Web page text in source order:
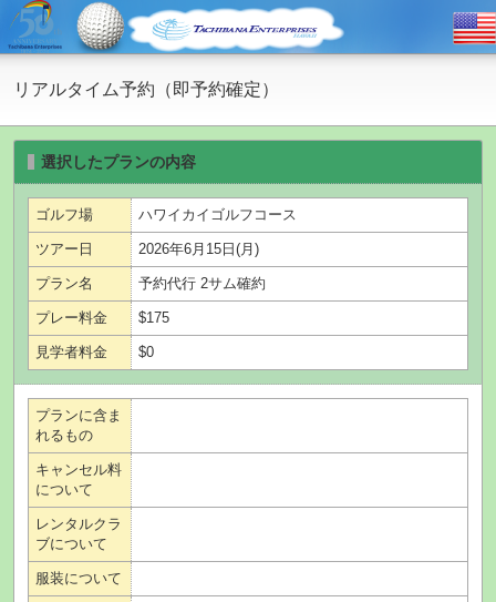
リアルタイム予約（即予約確定）
選択したプランの内容
ゴルフ場 ハワイカイゴルフコース
ツアー日 2026年6月15日(月)
プラン名 予約代行 2サム確約
プレー料金 $175
見学者料金 $0
プランに含ま
れるもの
キャンセル料
について
レンタルクラ
ブについて
服装について